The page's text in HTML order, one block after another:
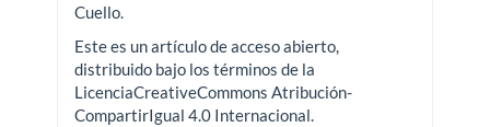
Cuello.
Este es un artículo de acceso abierto,
distribuido bajo los términos de la
LicenciaCreativeCommons Atribución-
CompartirIgual 4.0 Internacional.